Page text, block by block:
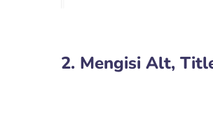
2. Mengisi Alt,